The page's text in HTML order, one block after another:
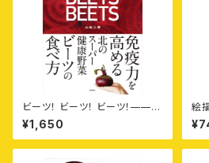
ビーツ！ ビーツ！ ビーツ！——免
疫力を高める北のスーパー健康
野菜ビーツの食べ方
¥1,650
絵
カ
〈